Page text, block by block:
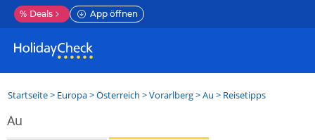
% Deals App öffnen
Startseite> Europa>Österreich >Vorarlberg>Au > Reisetipps
Au